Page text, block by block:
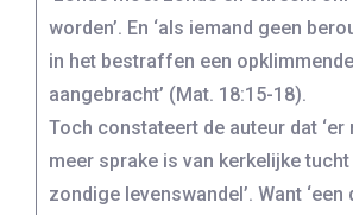
worden’. En ‘als iemand geen
in het bestraffen een
aangebracht’ (Mat. 18:15-18).
Toch constateert de auteur dat
meer sprake is van kerkelijke tucht
zondige levenswandel’. Want ‘een